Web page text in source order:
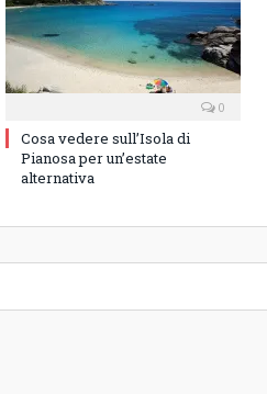
0
Cosa vedere sull’Isola di
Pianosa per un’estate
alternativa